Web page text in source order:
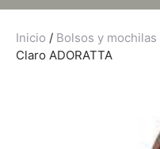
Inicio / Bolsos y mochilas
Claro ADORATTA